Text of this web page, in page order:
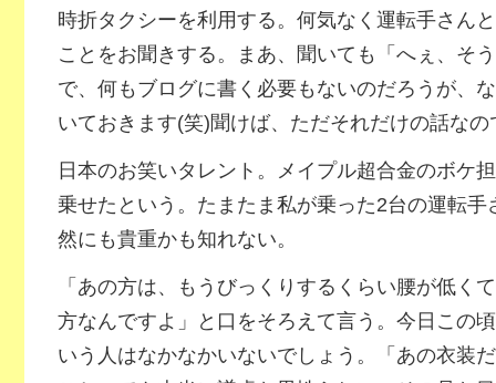
時折タクシーを利用する。何気なく運転手さん
ことをお聞きする。まあ、聞いても「へぇ、そ
で、何もブログに書く必要もないのだろうが、
いておきます(笑)聞けば、ただそれだけの話なの
日本のお笑いタレント。メイプル超合金のボケ
乗せたという。たまたま私が乗った2台の運転
然にも貴重かも知れない。
「あの方は、もうびっくりするくらい腰が低く
方なんですよ」と口をそろえて言う。今日この
いう人はなかなかいないでしょう。「あの衣装